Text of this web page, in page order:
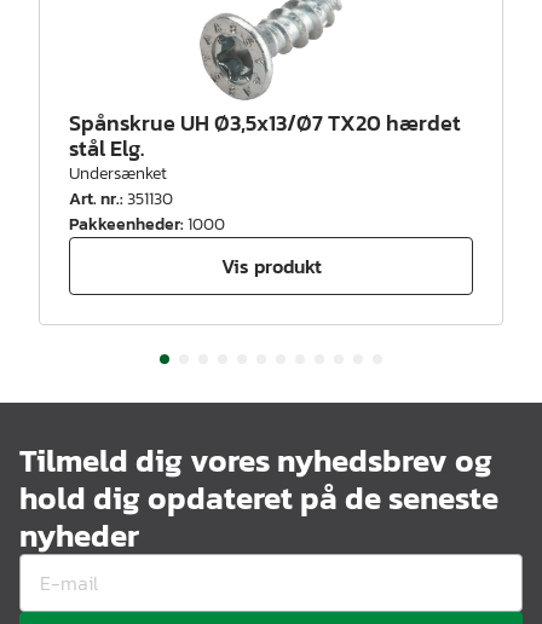
Spånskrue UH Ø3,5x13/Ø7 TX20 hærdet
stål Elg.
Undersænket
Art. nr.:351130
Pakkeenheder:1000
Vis produkt
Tilmeld dig vores nyhedsbrev og
hold dig opdateret på de seneste
nyheder